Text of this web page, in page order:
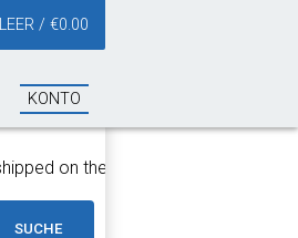
LEER / €0.00
KONTO
on the same day!
SUCHE